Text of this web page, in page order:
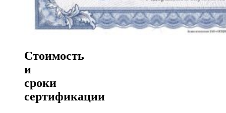
Стоимость
и
сроки
сертификации